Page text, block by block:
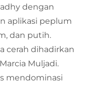
dengan
aplikasi peplum
dan putih.
cerah dihadirkan
Muljadi.
mendominasi